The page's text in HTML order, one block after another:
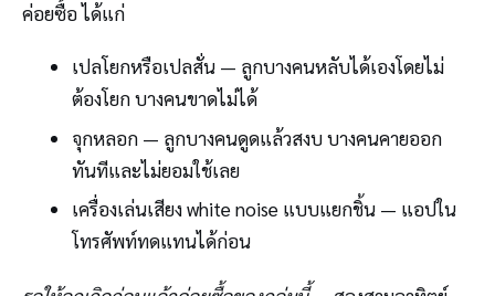
ค่อยซื้อ ได้แก่
เปลโยกหรือเปลสั่น — ลูกบางคนหลับได้เองโดยไม่
ต้องโยก บางคนขาดไม่ได้
จุกหลอก — ลูกบางคนดูดแล้วสงบ บางคนคายออก
ทันทีและไม่ยอมใช้เลย
เครื่องเล่นเสียง white noise แบบแยกชิ้น — แอปใน
โทรศัพท์ทดแทนได้ก่อน